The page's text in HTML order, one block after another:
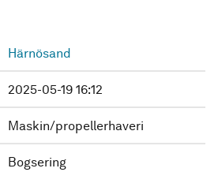
Härnösand
2025-05-19 16:12
Maskin/propellerhaveri
Bogsering